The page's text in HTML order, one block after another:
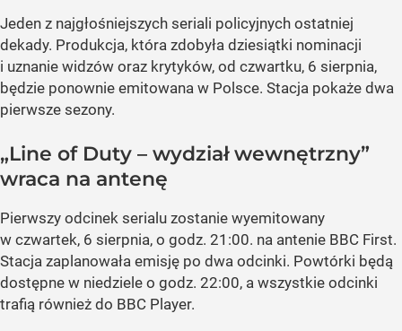
Jeden z najgłośniejszych seriali policyjnych ostatniej
dekady. Produkcja, która zdobyła dziesiątki nominacji
i uznanie widzów oraz krytyków, od czwartku, 6 sierpnia,
będzie ponownie emitowana w Polsce. Stacja pokaże dwa
pierwsze sezony.
„Line of Duty – wydział wewnętrzny”
wraca na antenę
Pierwszy odcinek serialu zostanie wyemitowany
w czwartek, 6 sierpnia, o godz. 21:00. na antenie BBC First.
Stacja zaplanowała emisję po dwa odcinki. Powtórki będą
dostępne w niedziele o godz. 22:00, a wszystkie odcinki
trafią również do BBC Player.